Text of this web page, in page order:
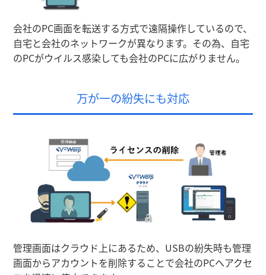
会社のPC画面を転送する方式で遠隔操作しているので、
自宅と会社のネットワークが異なります。その為、自宅
のPCがウイルス感染しても会社のPCに広がりません。
万が一の紛失にも対応
管理画面はクラウド上にあるため、USBの紛失時も管理
画面からアカウントを削除することで会社のPCへアクセ